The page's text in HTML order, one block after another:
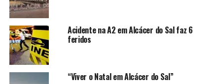
Acidente na A2 em Alcácer do Sal faz 6
feridos
“Viver o Natal em Alcácer do Sal”